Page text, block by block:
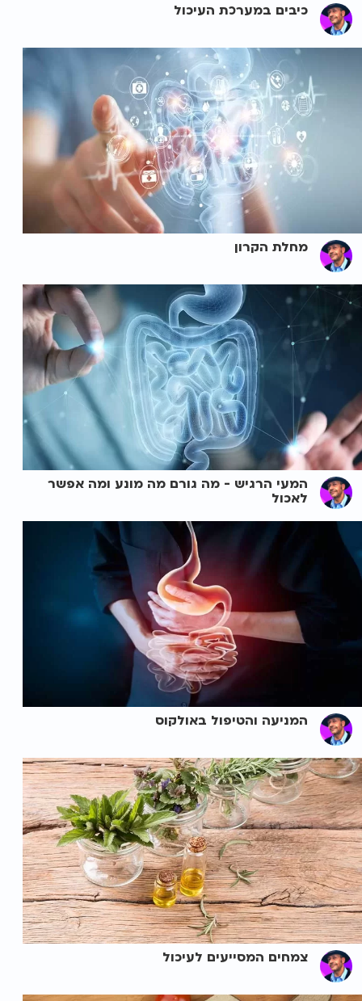
כיבים במערכת העיכול
מחלת הקרון
המעי הרגיש - מה גורם מה מונע ומה אפשר
לאכול
המניעה והטיפול באולקוס
צמחים המסייעים לעיכול